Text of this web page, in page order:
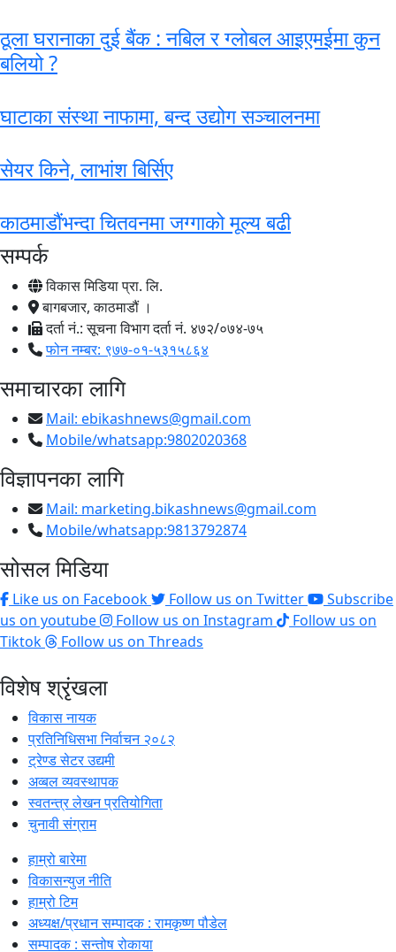
ठूला घरानाका दुई बैंक : नबिल र ग्लोबल आइएमईमा कुन
बलियो ?
घाटाका संस्था नाफामा, बन्द उद्योग सञ्चालनमा
सेयर किने, लाभांश बिर्सिए
काठमाडौंभन्दा चितवनमा जग्गाको मूल्य बढी
सम्पर्क
विकास मिडिया प्रा. लि.
बागबजार, काठमाडौं ।
दर्ता नं.: सूचना विभाग दर्ता नं. ४७२/०७४-७५
फोन नम्बर: ९७७-०१-५३१५८६४
समाचारका लागि
Mail: ebikashnews@gmail.com
Mobile/whatsapp:9802020368
विज्ञापनका लागि
Mail: marketing.bikashnews@gmail.com
Mobile/whatsapp:9813792874
सोसल मिडिया
Like us on Facebook Follow us on Twitter
Subscribe
us on youtube
Follow us on Instagram
Follow us on
Tiktok
Follow us on Threads
विशेष श्रृंखला
विकास नायक
प्रतिनिधिसभा निर्वाचन २०८२
ट्रेण्ड सेटर उद्यमी
अव्बल व्यवस्थापक
स्वतन्त्र लेखन प्रतियोगिता
चुनावी संग्राम
हाम्रो बारेमा
विकासन्युज नीति
हाम्रो टिम
अध्यक्ष/प्रधान सम्पादक : रामकृष्ण पौडेल
सम्पादक : सन्तोष रोकाया